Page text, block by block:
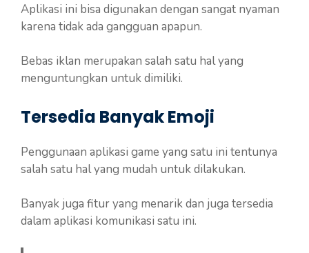
Aplikasi ini bisa digunakan dengan sangat nyaman
karena tidak ada gangguan apapun.
Bebas iklan merupakan salah satu hal yang
menguntungkan untuk dimiliki.
Tersedia Banyak Emoji
Penggunaan aplikasi game yang satu ini tentunya
salah satu hal yang mudah untuk dilakukan.
Banyak juga fitur yang menarik dan juga tersedia
dalam aplikasi komunikasi satu ini.